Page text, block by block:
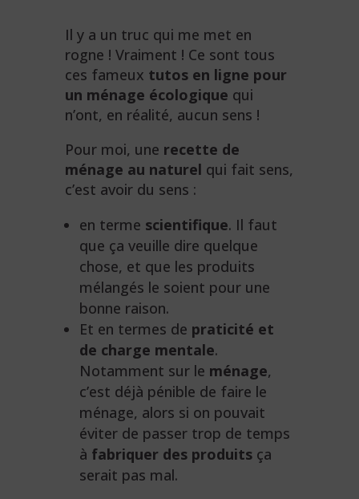
Il y a un truc qui me met en
rogne ! Vraiment ! Ce sont tous
ces fameux tutos en ligne pour
un ménage écologique qui
n’ont, en réalité, aucun sens !
Pour moi, une recette de
ménage au naturel qui fait sens,
c’est avoir du sens :
en terme scientifique. Il faut
que ça veuille dire quelque
chose, et que les produits
mélangés le soient pour une
bonne raison.
Et en termes de praticité et
de charge mentale.
Notamment sur le ménage,
c’est déjà pénible de faire le
ménage, alors si on pouvait
éviter de passer trop de temps
à fabriquer des produitsça
serait pas mal.